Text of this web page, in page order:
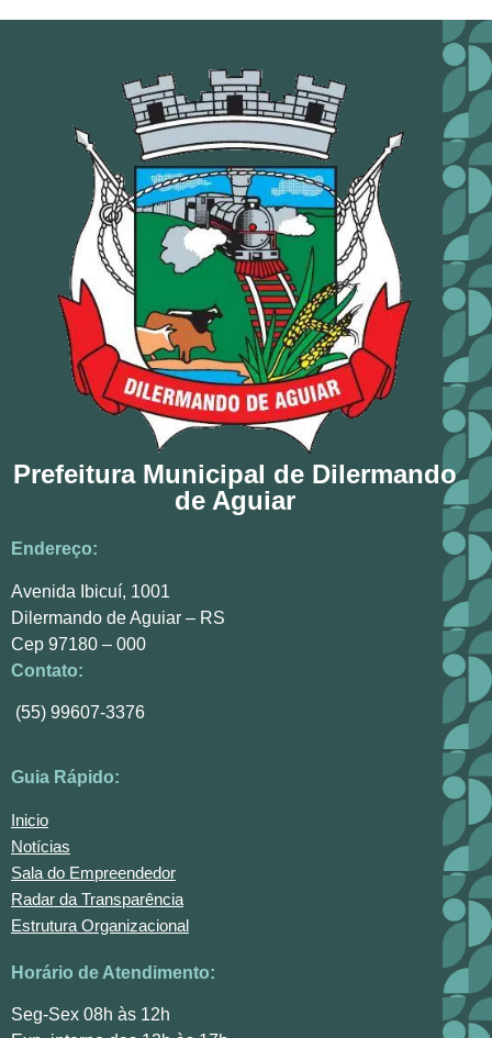
Prefeitura Municipal de Dilermando
de Aguiar
Endereço:
Avenida Ibicuí, 1001
Dilermando de Aguiar – RS
Cep 97180 – 000
Contato:
(55) 99607-3376
Guia Rápido:
Inicio
Notícias
Sala do Empreendedor
Radar da Transparência
Estrutura Organizacional
Horário de Atendimento:
Seg-Sex 08h às 12h